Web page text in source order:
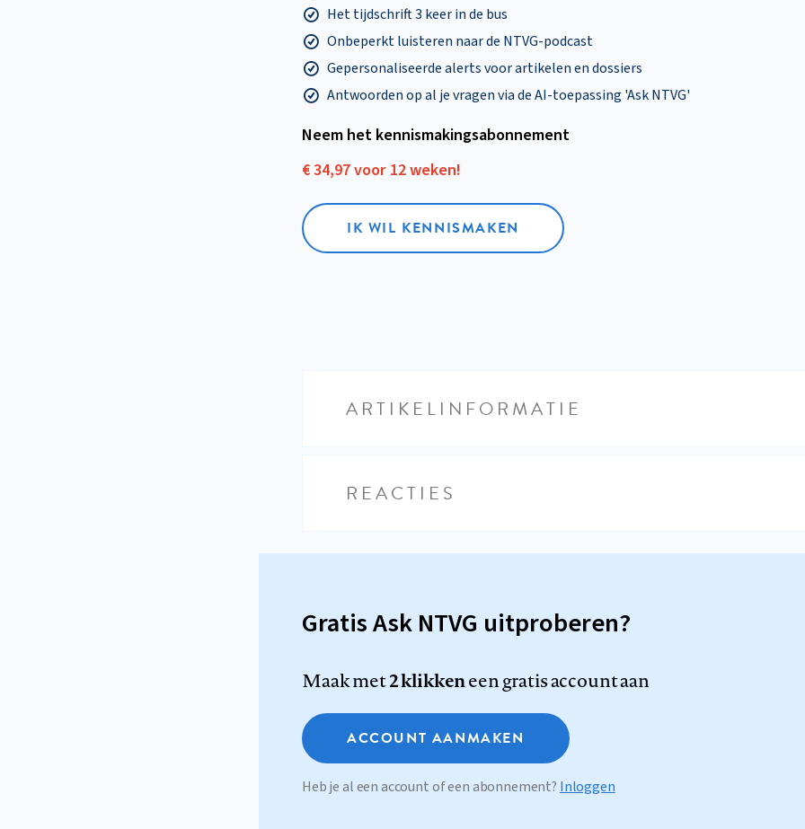
Het tijdschrift 3 keer in de bus
Onbeperkt luisteren naar de NTVG-podcast
Gepersonaliseerde alerts voor artikelen en dossiers
Antwoorden op al je vragen via de AI-toepassing 'Ask NTVG'
Neem het kennismakings­abonnement
€ 34,97 voor 12 weken!
IK WIL KENNISMAKEN
ARTIKELINFORMATIE
REACTIES
Gratis Ask NTVG uitproberen?
Maak met2 klikkeneen gratis account aan
ACCOUNT AANMAKEN
Heb je al een account of een abonnement? Inloggen